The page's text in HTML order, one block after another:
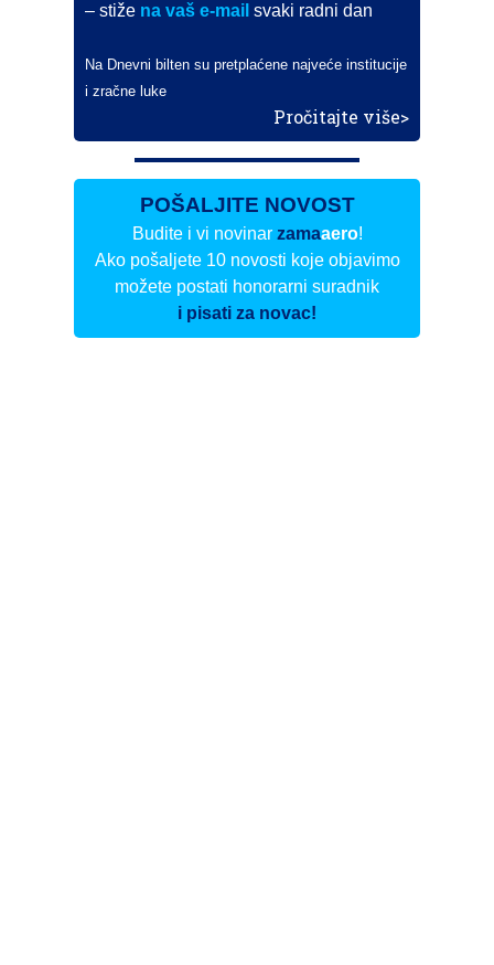
– stiže na vaš e-mail svaki radni dan
Na Dnevni bilten su pretplaćene najveće institucije
i zračne luke
Pročitajte više>
POŠALJITE NOVOST
Budite i vi novinar zamaaero!
Ako pošaljete 10 novosti koje objavimo
možete postati honorarni suradnik
i pisati za novac!